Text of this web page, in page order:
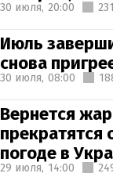
30 июля, 20:00
Июль
снова
30 июля, 08:00
Вернется
прекратятся
погоде в
29 июля, 14:00